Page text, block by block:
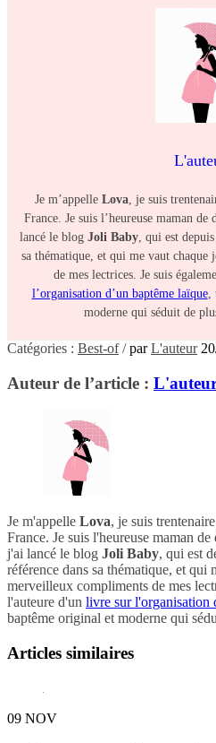
Je m’appelle Lova, je suis
France. Je suis l’heureuse maman
lancé le blog Joli Baby, qui est
sa thématique, et qui me vaut
de mes lectrices. Je suis
l’organisation d’un baptême laïque,
moderne qui séduit de
Catégories : Best-of /parL'auteur
Auteur de l’article :
Je m'appelle Lova, je suis
France. Je suis l'heureuse maman
j'ai lancé le blog Joli Baby, qui est
référence dans sa thématique, et qui
merveilleux compliments de mes
l'auteure d'un livre sur l'organisation
baptême original et moderne qui
Articles similaires
09 NOV